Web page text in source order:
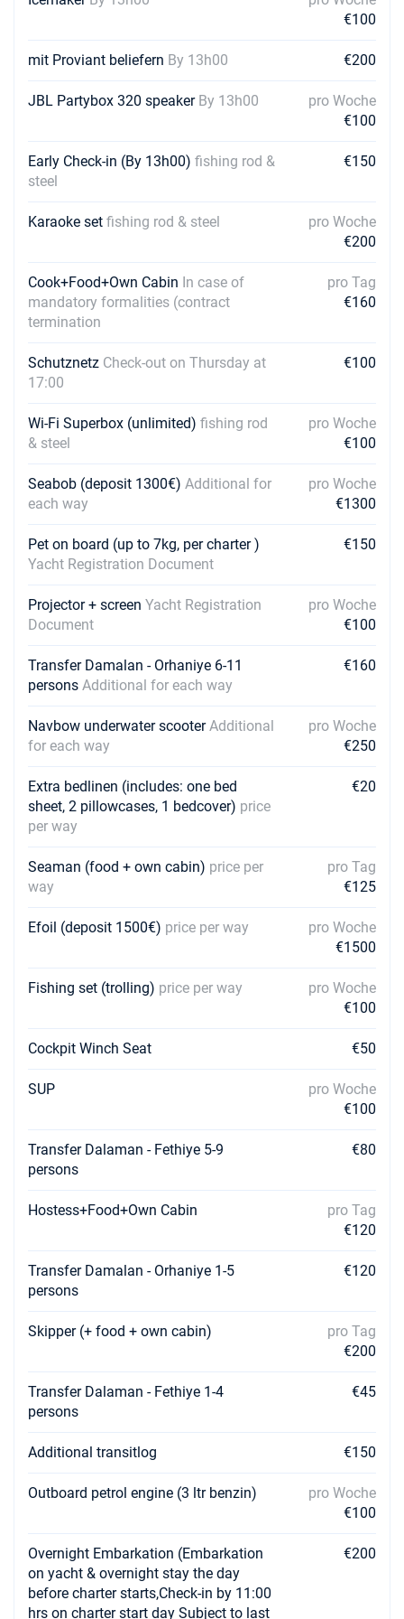
€100
mit Proviant beliefern By 13h00 €200
JBL Partybox 320 speaker By 13h00
pro Woche
€100
Early Check-in (By 13h00) fishing rod &
steel
€150
Karaoke set fishing rod & steel
pro Woche
€200
Cook+Food+Own Cabin In case of
mandatory formalities (contract
termination
pro Tag
€160
Schutznetz Check-out on Thursday at
17:00
€100
Wi-Fi Superbox (unlimited) fishing rod
& steel
pro Woche
€100
Seabob (deposit 1300€) Additional for
each way
pro Woche
€1300
Pet on board (up to 7kg, per charter )
Yacht Registration Document
€150
Projector + screen Yacht Registration
Document
pro Woche
€100
Transfer Damalan - Orhaniye 6-11
persons Additional for each way
€160
Navbow underwater scooterAdditional
for each way
pro Woche
€250
Extra bedlinen (includes: one bed
sheet, 2 pillowcases, 1 bedcover) price
per way
€20
Seaman (food + own cabin) price per
way
pro Tag
€125
Efoil (deposit 1500€) price per way
pro Woche
€1500
Fishing set (trolling) price per way
pro Woche
€100
Cockpit Winch Seat €50
SUP
pro Woche
€100
Transfer Dalaman - Fethiye 5-9
persons
€80
Hostess+Food+Own Cabin
pro Tag
€120
Transfer Damalan - Orhaniye 1-5
persons
€120
Skipper (+ food + own cabin)
pro Tag
€200
Transfer Dalaman - Fethiye 1-4
persons
€45
Additional transitlog €150
Outboard petrol engine (3 ltr benzin)
pro Woche
€100
Overnight Embarkation (Embarkation
on yacht & overnight stay the day
before charter starts,Check-in by 11:00
hrs on charter start day Subject to last
€200